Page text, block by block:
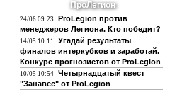
ПроЛегион
24/06 09:23
ProLegion против
менеджеров Легиона. Кто победит?
14/05 10:11
Угадай результаты
финалов интеркубков и заработай.
Конкурс прогнозистов от ProLegion
10/05 10:54 Четырнадцатый квест
"Занавес" от ProLegion